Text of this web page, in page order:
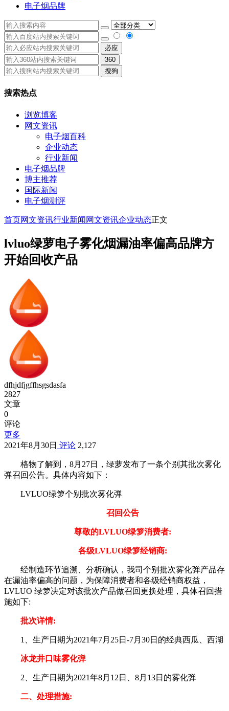
电子烟品牌
必应
360
搜狗
搜索热点
浏览博客
网文资讯
电子烟百科
企业动态
行业新闻
电子烟品牌
博主推荐
国际新闻
电子烟测评
首页网文资讯行业新闻 网文资讯企业动态正文
lvluo绿萝电子雾化烟漏油率偏高品牌方
开始回收产品
dfhjdfjgffhsgsdasfa
2827
文章
0
评论
更多
2021年8月30日 评论 2,127
格物了解到，8月27日，绿萝发布了一条个别其批次雾化
弹召回公告。具体内容如下：
LVLUO绿箩个别批次雾化弹
召回公告
尊敬的LVLUO绿箩消费者:
各级LVLUO绿箩经销商:
经制造环节追溯、分析确认，我司个别批次雾化弹产品存
在漏油率偏高的问题，为保障消费者和各级经销商权益，
LVLUO 绿箩决定对该批次产品做召回更换处理，具体召回措
施如下:
批次详情:
1、生产日期为2021年7月25日-7月30日的经典西瓜、西湖
冰龙井口味雾化弹
2、生产日期为2021年8月12日、8月13日的雾化弹
二、处理措施: